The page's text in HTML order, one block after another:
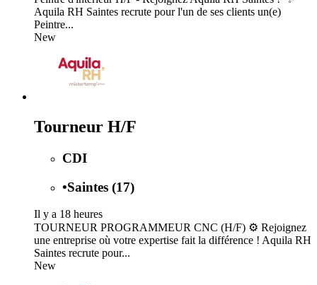
Aquila RH Saintes recrute pour l'un de ses clients un(e)
Peintre...
New
Tourneur H/F
CDI
•Saintes (17)
Il y a 18 heures
TOURNEUR PROGRAMMEUR CNC (H/F) ⚙️ Rejoignez
une entreprise où votre expertise fait la différence ! Aquila RH
Saintes recrute pour...
New